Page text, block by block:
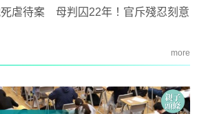
虐待案 母判囚22年！官斥殘忍刻意
more